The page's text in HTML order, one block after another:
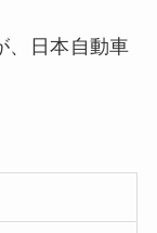
、日本自動車